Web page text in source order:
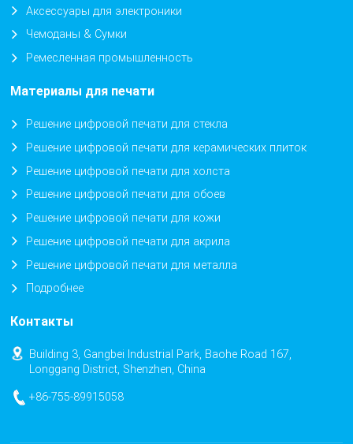
Аксессуары для электроники
Чемоданы & Сумки
Ремесленная промышленность
Материалы для печати
Решение цифровой печати для стекла
Решение цифровой печати для керамических плиток
Решение цифровой печати для холста
Решение цифровой печати для обоев
Решение цифровой печати для кожи
Решение цифровой печати для акрила
Решение цифровой печати для металла
Подробнее
Контакты
Building 3, Gangbei Industrial Park, Baohe Road 167,
Longgang District, Shenzhen, China
+86-755-89915058